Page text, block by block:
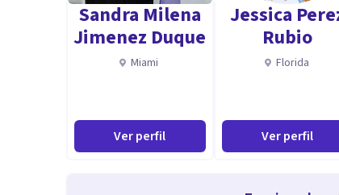
Sandra Milena
Jimenez Duque
Miami
Ver perfil
Jessica
Rubio
Florida
Ver perfil